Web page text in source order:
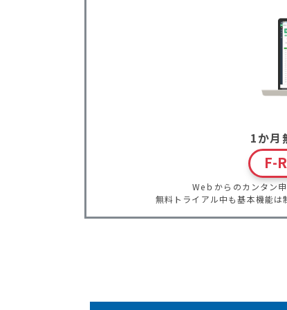
1か月
F-
Weｂからのカンタン
無料トライアル中も基本機能は